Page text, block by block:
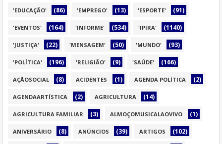
'EDUCAÇÃO' (86) 'EMPREGO' (13) 'ESPORTE' (91)
'EVENTOS' (164) 'INFORME' (534) 'IPIRA' (1140)
'JUSTIÇA' (22) 'MENSAGEM' (50) 'MUNDO' (93)
'POLÍTICA' (196) 'RELIGIÃO' (9) 'SAÚDE' (166)
AÇÃOSOCIAL (8) ACIDENTES (1) AGENDA POLÍTICA (2)
AGENDAARTÍSTICA (2) AGRICULTURA (14)
AGRICULTURA FAMILIAR (3) ALMOÇOMUSICALAOVIVO (1)
ANIVERSÁRIO (8) ANÚNCIOS (39) ARTIGOS (102)